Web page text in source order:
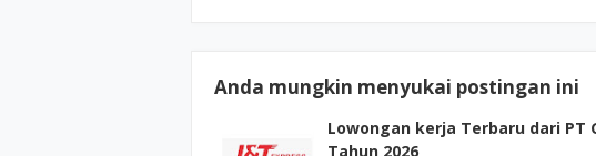
Anda mungkin menyukai postingan ini
Lowongan kerja Terbaru dari PT
Tahun 2026